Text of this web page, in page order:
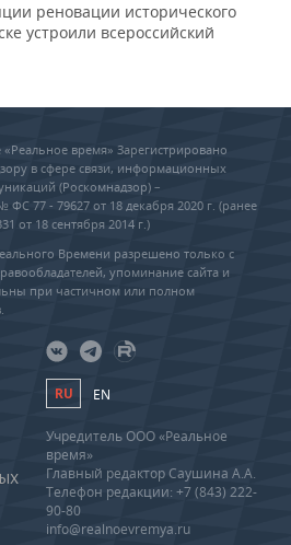
реновации исторического
устроили всероссийский
время» Зарегистрировано
в сфере связи, информационных
(Роскомнадзор) –
77 - 79627 от 18 декабря 2020 г. (ранее
от 18 сентября 2014 г.)
Времени разрешено только с
упоминание сайта и
при частичном или полном
RU EN
Учредитель ООО «Реальное
время»
Главный редактор Саушина А.А.
Телефон редакции: +7 (843) 222-
90-80
info@realnoevremya.ru